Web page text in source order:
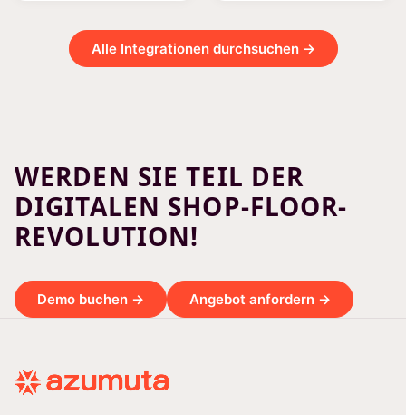
Alle Integrationen durchsuchen →
WERDEN SIE TEIL DER
DIGITALEN SHOP-FLOOR-
REVOLUTION!
Demo buchen → Angebot anfordern →